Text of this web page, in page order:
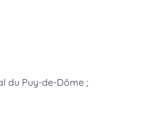
du Puy-de-Dôme ;